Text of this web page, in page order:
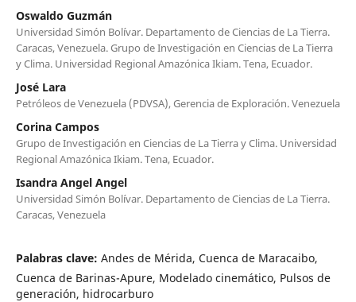
Oswaldo Guzmán
Universidad Simón Bolívar. Departamento de Ciencias de La Tierra.
Caracas, Venezuela. Grupo de Investigación en Ciencias de La Tierra
y Clima. Universidad Regional Amazónica Ikiam. Tena, Ecuador.
José Lara
Petróleos de Venezuela (PDVSA), Gerencia de Exploración. Venezuela
Corina Campos
Grupo de Investigación en Ciencias de La Tierra y Clima. Universidad
Regional Amazónica Ikiam. Tena, Ecuador.
Isandra Angel Angel
Universidad Simón Bolívar. Departamento de Ciencias de La Tierra.
Caracas, Venezuela
Palabras clave: Andes de Mérida, Cuenca de Maracaibo,
Cuenca de Barinas-Apure, Modelado cinemático, Pulsos de
generación, hidrocarburo